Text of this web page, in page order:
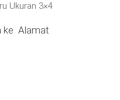
Ukuran 3×4
ke Alamat